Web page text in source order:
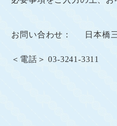
お問い合わせ： 日本橋
＜電話＞